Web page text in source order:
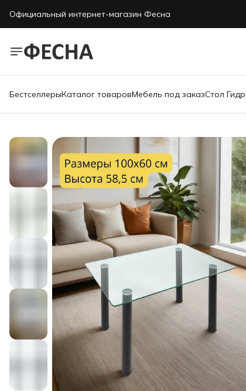
Официальный интернет-магазин Фесна
БестселлерыКаталог товаровМебель под заказСтол